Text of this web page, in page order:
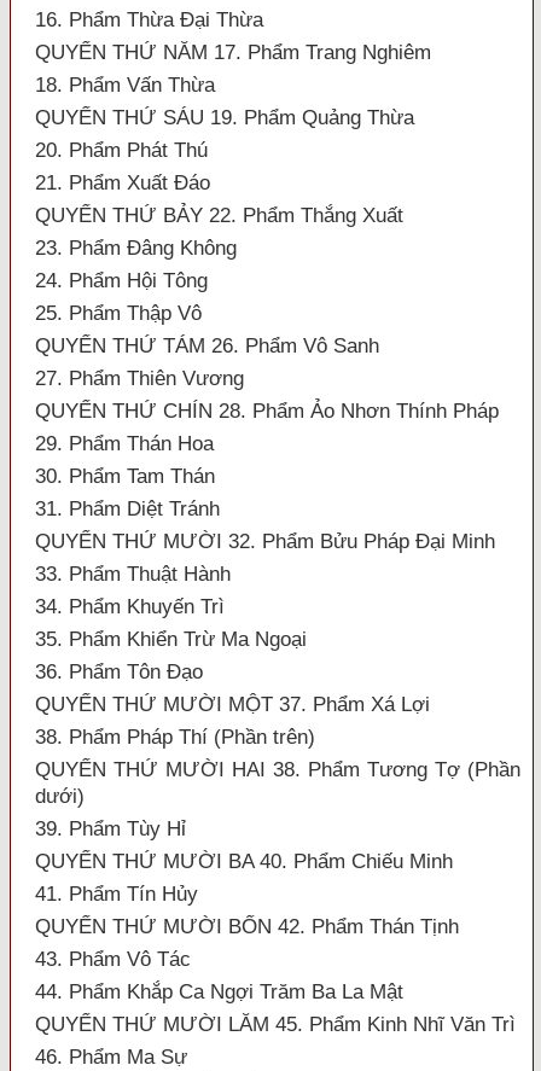
16. Phẩm Thừa Đại Thừa
QUYỂN THỨ NĂM 17. Phẩm Trang Nghiêm
18. Phẩm Vấn Thừa
QUYỂN THỨ SÁU 19. Phẩm Quảng Thừa
20. Phẩm Phát Thú
21. Phẩm Xuất Đáo
QUYỂN THỨ BẢY 22. Phẩm Thắng Xuất
23. Phẩm Đâng Không
24. Phẩm Hội Tông
25. Phẩm Thập Vô
QUYỂN THỨ TÁM 26. Phẩm Vô Sanh
27. Phẩm Thiên Vương
QUYỂN THỨ CHÍN 28. Phẩm Ảo Nhơn Thính Pháp
29. Phẩm Thán Hoa
30. Phẩm Tam Thán
31. Phẩm Diệt Tránh
QUYỂN THỨ MƯỜI 32. Phẩm Bửu Pháp Đại Minh
33. Phẩm Thuật Hành
34. Phẩm Khuyến Trì
35. Phẩm Khiển Trừ Ma Ngoại
36. Phẩm Tôn Đạo
QUYỂN THỨ MƯỜI MỘT 37. Phẩm Xá Lợi
38. Phẩm Pháp Thí (Phần trên)
QUYỂN THỨ MƯỜI HAI 38. Phẩm Tương Tợ (Phần
dưới)
39. Phẩm Tùy Hỉ
QUYỂN THỨ MƯỜI BA 40. Phẩm Chiếu Minh
41. Phẩm Tín Hủy
QUYỂN THỨ MƯỜI BỐN 42. Phẩm Thán Tịnh
43. Phẩm Vô Tác
44. Phẩm Khắp Ca Ngợi Trăm Ba La Mật
QUYỂN THỨ MƯỜI LĂM 45. Phẩm Kinh Nhĩ Văn Trì
46. Phẩm Ma Sự